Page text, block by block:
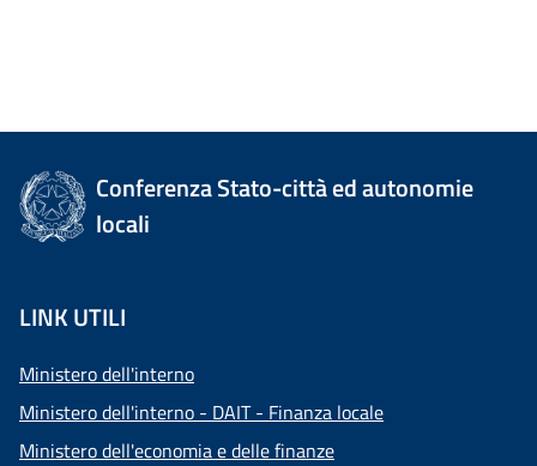
Conferenza Stato-città ed autonomie
locali
LINK UTILI
Ministero dell'interno
Ministero dell'interno - DAIT - Finanza locale
Ministero dell'economia e delle finanze